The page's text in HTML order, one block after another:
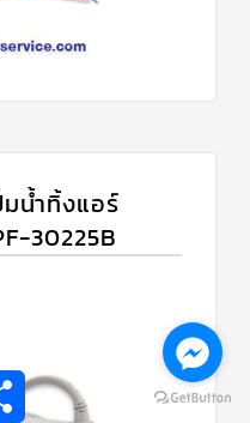
น้ำทิ้งแอร์
30225B
Share